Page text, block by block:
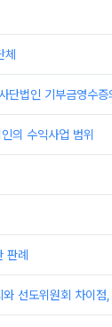
체
단법인 기부금영수증
의 수익사업 범위
판례
선도위원회 차이점